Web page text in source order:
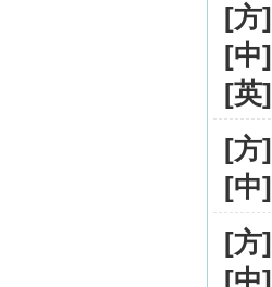
[方]
[中]
[英]
[方]
[中]
[方]
[中]